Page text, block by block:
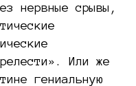
нервные срывы,
Или же
гениальную